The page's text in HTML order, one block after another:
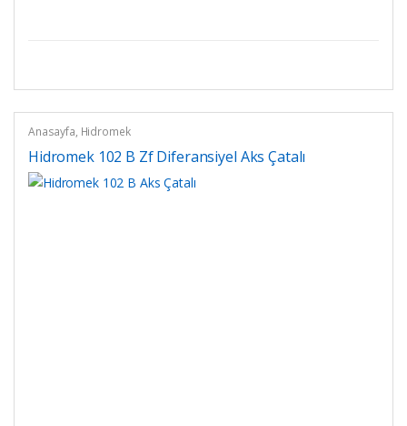
Anasayfa, Hidromek
Hidromek 102 B Zf Diferansiyel Aks Çatalı